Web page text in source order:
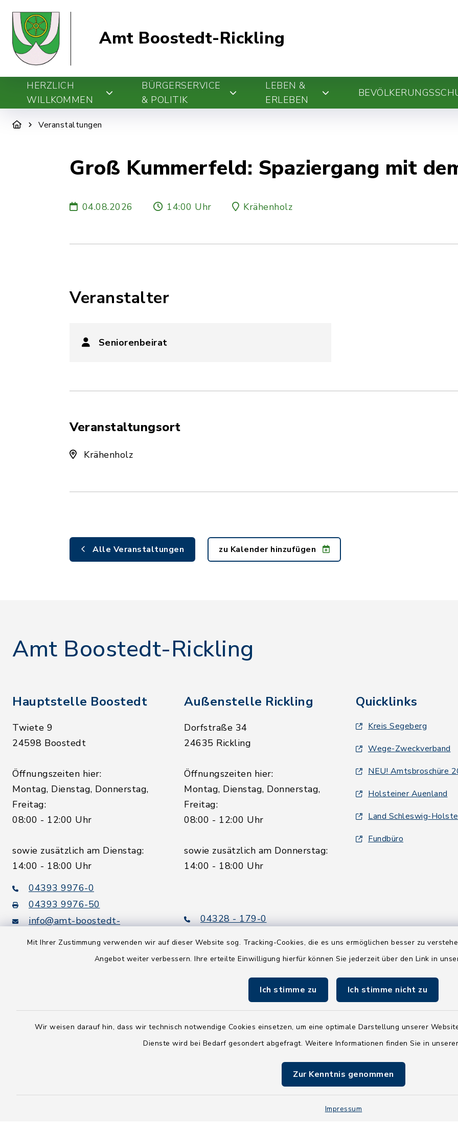
Mit Ihrer Zustimmung verwenden wir auf dieser Website sog. Tracking-Cookies, die es uns ermöglichen besser zu
Angebot weiter verbessern. Ihre erteilte Einwilligung hierfür können Sie jederzeit über den Link in
Ich stimme zu Ich stimme nicht zu
Wir weisen darauf hin, dass wir technisch notwendige Cookies einsetzen, um eine optimale Darstellung unserer
Dienste wird bei Bedarf gesondert abgefragt. Weitere Informationen finden Sie in
Zur Kenntnis genommen
Impressum
Amt Boostedt-Rickling
HERZLICH
WILLKOMMEN
BÜRGERSERVICE
& POLITIK
LEBEN &
ERLEBEN
Veranstaltungen
Groß Kummerfeld: Spaziergang mit
04.08.2026 14:00 Uhr Krähenholz
Veranstalter
Seniorenbeirat
Veranstaltungsort
Krähenholz
Alle Veranstaltungen zu Kalender hinzufügen
Amt Boostedt-Rickling
Hauptstelle Boostedt
Twiete 9
24598 Boostedt
Öffnungszeiten hier:
Montag, Dienstag, Donnerstag,
Freitag:
08:00 - 12:00 Uhr
sowie zusätzlich am Dienstag:
14:00 - 18:00 Uhr
04393 9976-0
04393 9976-50
info@amt-boostedt-
Leitweg-ID: 010605063-0000-
Peppol-ID: 0204:01-Kommunen-
Außenstelle Rickling
Dorfstraße 34
24635 Rickling
Öffnungszeiten hier:
Montag, Dienstag, Donnerstag,
Freitag:
08:00 - 12:00 Uhr
sowie zusätzlich am Donnerstag:
14:00 - 18:00 Uhr
04328 - 179-0
rickling.de
Quicklinks
Kreis Segeberg
Wege-Zweckverband
NEU! Amtsbroschüre
Holsteiner Auenland
Land Schleswig-
Fundbüro